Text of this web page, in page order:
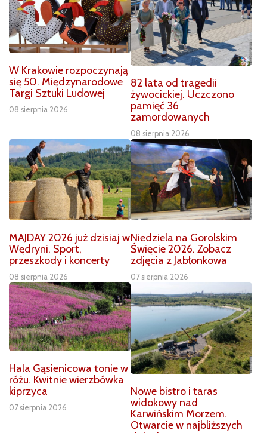
W Krakowie rozpoczynają
się 50. Międzynarodowe
Targi Sztuki Ludowej
08 sierpnia 2026
82 lata od tragedii
żywocickiej. Uczczono
pamięć 36
zamordowanych
08 sierpnia 2026
MAJDAY 2026 już dzisiaj w
Wędryni. Sport,
przeszkody i koncerty
08 sierpnia 2026
Niedziela na Gorolskim
Święcie 2026. Zobacz
zdjęcia z Jabłonkowa
07 sierpnia 2026
Hala Gąsienicowa tonie w
różu. Kwitnie wierzbówka
kiprzyca
07 sierpnia 2026
Nowe bistro i taras
widokowy nad
Karwińskim Morzem.
Otwarcie w najbliższych